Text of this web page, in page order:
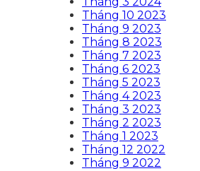
Tháng 10 2023
Tháng 9 2023
Tháng 8 2023
Tháng 7 2023
Tháng 6 2023
Tháng 5 2023
Tháng 4 2023
Tháng 3 2023
Tháng 2 2023
Tháng 1 2023
Tháng 12 2022
Tháng 9 2022